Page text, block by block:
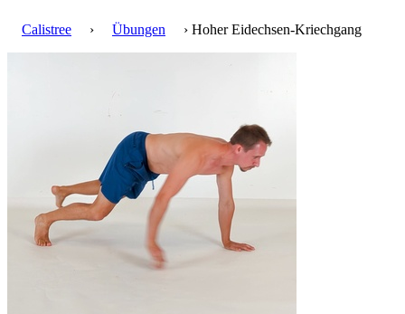
Calistree › Übungen › Hoher Eidechsen-Kriechgang